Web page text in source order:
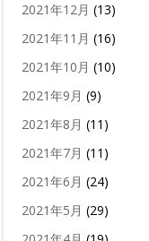
2021年12月 (13)
2021年11月 (16)
2021年10月 (10)
2021年9月 (9)
2021年8月 (11)
2021年7月 (11)
2021年6月 (24)
2021年5月 (29)